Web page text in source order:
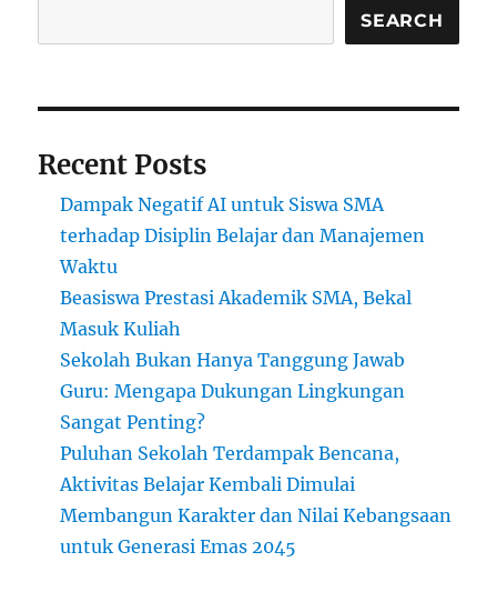
Berkualitas
SEARCH
Recent Posts
Dampak Negatif AI untuk Siswa SMA
terhadap Disiplin Belajar dan Manajemen
Waktu
Beasiswa Prestasi Akademik SMA, Bekal
Masuk Kuliah
Sekolah Bukan Hanya Tanggung Jawab
Guru: Mengapa Dukungan Lingkungan
Sangat Penting?
Puluhan Sekolah Terdampak Bencana,
Aktivitas Belajar Kembali Dimulai
Membangun Karakter dan Nilai Kebangsaan
untuk Generasi Emas 2045